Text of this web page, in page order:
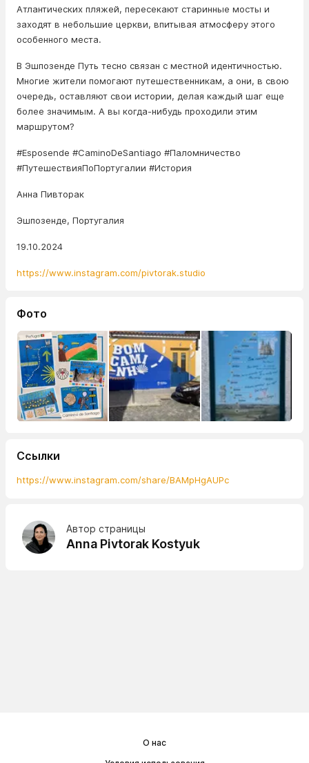
Атлантических пляжей, пересекают старинные мосты и
заходят в небольшие церкви, впитывая атмосферу этого
особенного места.
В Эшпозенде Путь тесно связан с местной идентичностью.
Многие жители помогают путешественникам, а они, в свою
очередь, оставляют свои истории, делая каждый шаг еще
более значимым. А вы когда-нибудь проходили этим
маршрутом?
#Esposende #CaminoDeSantiago #Паломничество
#ПутешествияПоПортугалии #История
Анна Пивторак
Эшпозенде, Португалия
19.10.2024
https://www.instagram.com/pivtorak.studio
Фото
Ссылки
https://www.instagram.com/share/BAMpHgAUPc
Автор страницы
Anna Pivtorak Kostyuk
О нас